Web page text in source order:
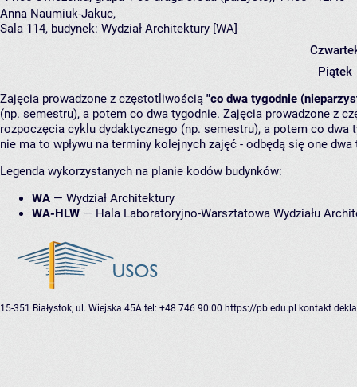
Anna Naumiuk-Jakuc,
Sala 114, budynek: Wydział Architektury [WA]
Piątek
Zajęcia prowadzone z częstotliwością "co dwa tygodnie
(np. semestru), a potem co dwa tygodnie. Zajęcia prowadzone z
rozpoczęcia cyklu dydaktycznego (np. semestru), a potem co
nie ma to wpływu na terminy kolejnych zajęć - odbędą się one
Legenda wykorzystanych na planie kodów budynków:
WA — Wydział Architektury
WA-HLW — Hala Laboratoryjno-Warsztatowa Wydziału
15-351 Białystok, ul. Wiejska 45A tel: +48 746 90 00 https://pb.edu.pl kontakt